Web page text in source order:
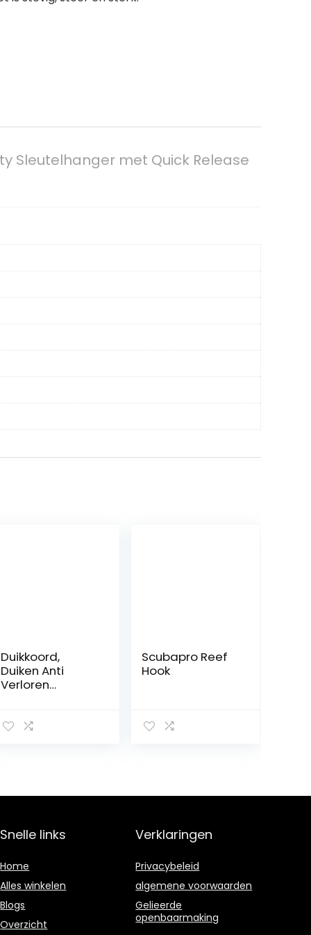
Sleutelhanger met Quick Release
Duikkoord,
Duiken Anti
Verloren
Geweven
Scubapro Reef
Hook
Snelle links
Home
Alles winkelen
Blogs
Overzicht
Verklaringen
Privacybeleid
algemene voorwaarden
Gelieerde
openbaarmaking